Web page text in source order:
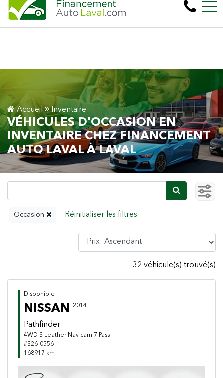
Plus de 600 véhicules! 100% Approuvé Prêt
450, boul. Cartier Ouest, Laval, QC, CA H7N 2L6
EN
Accueil Inventaire
VÉHICULES D'OCCASION EN
INVENTAIRE CHEZ FINANCEMENT
AUTO LAVAL À LAVAL
Occasion
32 véhicule(s) trouvé(s)
Disponible
NISSAN 2014
Pathfinder
4WD S Leather Nav cam 7 Pass
#S26-0556
168917 km